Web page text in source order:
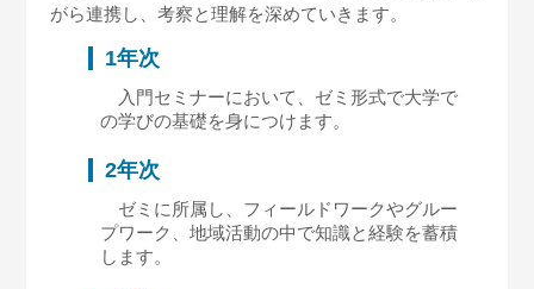
がら連携し、考察と理解を深めていきます。
1年次
入門セミナーにおいて、ゼミ形式で大学で
の学びの基礎を身につけます。
2年次
ゼミに所属し、フィールドワークやグルー
プワーク、地域活動の中で知識と経験を蓄積
します。